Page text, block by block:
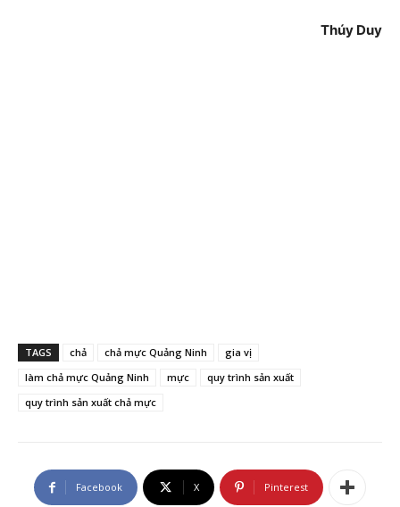
Thúy Duy
TAGS chả chả mực Quảng Ninh
gia vị
làm chả mực Quảng Ninh
mực
quy trình sản xuất
quy trình sản xuất chả mực
Facebook X Pinterest